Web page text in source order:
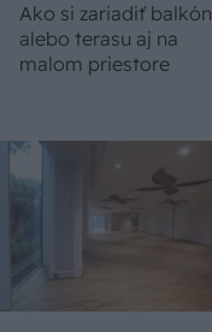
Ako si zariadiť balkón
alebo terasu aj na
malom priestore